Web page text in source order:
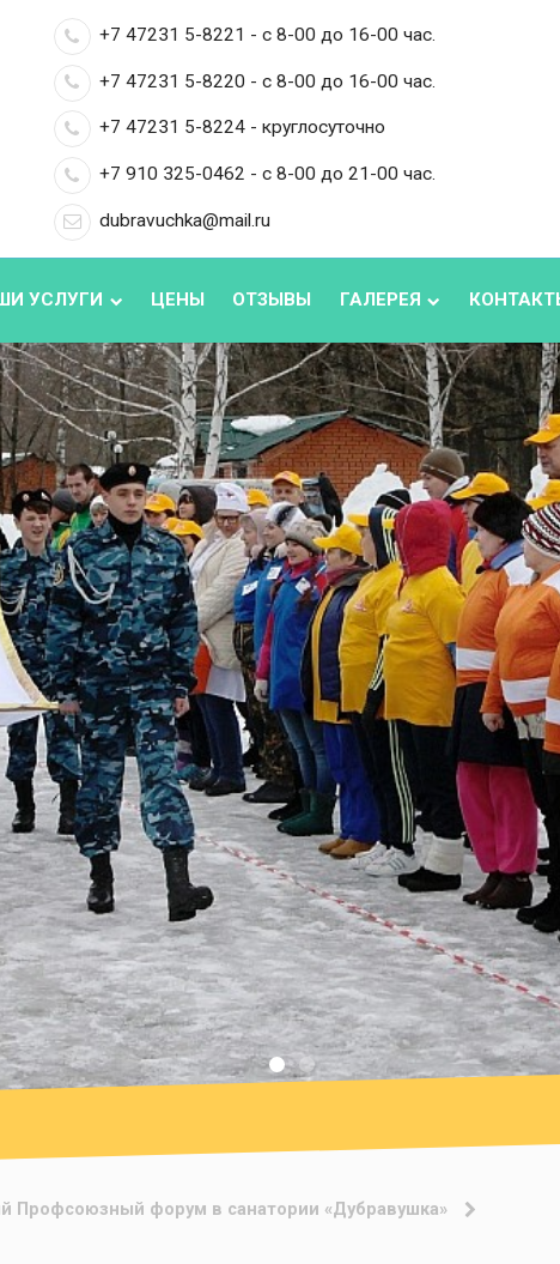
+7 47231 5-8221 - с 8-00 до 16-00 час.
+7 47231 5-8220 - с 8-00 до 16-00 час.
+7 47231 5-8224 - круглосуточно
+7 910 325-0462 - с 8-00 до 21-00 час.
dubravuchka@mail.ru
УСЛУГИ ЦЕНЫ ОТЗЫВЫ ГАЛЕРЕЯ
Профсоюзный форум в санатории «Дубравушка»